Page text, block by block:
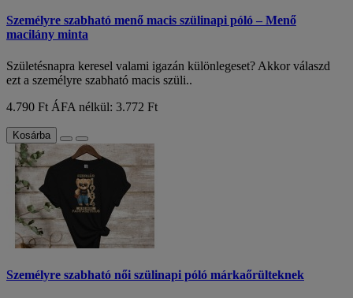
Személyre szabható menő macis szülinapi póló – Menő
macilány minta
Születésnapra keresel valami igazán különlegeset? Akkor válaszd
ezt a személyre szabható macis szüli..
4.790 Ft ÁFA nélkül: 3.772 Ft
Kosárba
Személyre szabható női szülinapi póló márkaőrülteknek